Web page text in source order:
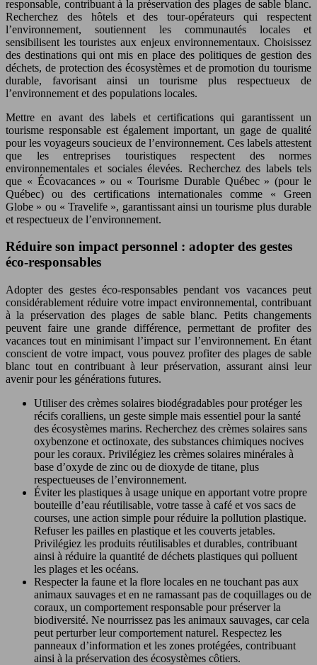
responsable, contribuant à la préservation des plages de sable blanc.
Recherchez des hôtels et des tour-opérateurs qui respectent
l’environnement, soutiennent les communautés locales et
sensibilisent les touristes aux enjeux environnementaux. Choisissez
des destinations qui ont mis en place des politiques de gestion des
déchets, de protection des écosystèmes et de promotion du tourisme
durable, favorisant ainsi un tourisme plus respectueux de
l’environnement et des populations locales.
Mettre en avant des labels et certifications qui garantissent un
tourisme responsable est également important, un gage de qualité
pour les voyageurs soucieux de l’environnement. Ces labels attestent
que les entreprises touristiques respectent des normes
environnementales et sociales élevées. Recherchez des labels tels
que « Écovacances » ou « Tourisme Durable Québec » (pour le
Québec) ou des certifications internationales comme « Green
Globe » ou « Travelife », garantissant ainsi un tourisme plus durable
et respectueux de l’environnement.
Réduire son impact personnel : adopter des gestes
éco-responsables
Adopter des gestes éco-responsables pendant vos vacances peut
considérablement réduire votre impact environnemental, contribuant
à la préservation des plages de sable blanc. Petits changements
peuvent faire une grande différence, permettant de profiter des
vacances tout en minimisant l’impact sur l’environnement. En étant
conscient de votre impact, vous pouvez profiter des plages de sable
blanc tout en contribuant à leur préservation, assurant ainsi leur
avenir pour les générations futures.
Utiliser des crèmes solaires biodégradables pour protéger les
récifs coralliens, un geste simple mais essentiel pour la santé
des écosystèmes marins. Recherchez des crèmes solaires sans
oxybenzone et octinoxate, des substances chimiques nocives
pour les coraux. Privilégiez les crèmes solaires minérales à
base d’oxyde de zinc ou de dioxyde de titane, plus
respectueuses de l’environnement.
Éviter les plastiques à usage unique en apportant votre propre
bouteille d’eau réutilisable, votre tasse à café et vos sacs de
courses, une action simple pour réduire la pollution plastique.
Refuser les pailles en plastique et les couverts jetables.
Privilégiez les produits réutilisables et durables, contribuant
ainsi à réduire la quantité de déchets plastiques qui polluent
les plages et les océans.
Respecter la faune et la flore locales en ne touchant pas aux
animaux sauvages et en ne ramassant pas de coquillages ou de
coraux, un comportement responsable pour préserver la
biodiversité. Ne nourrissez pas les animaux sauvages, car cela
peut perturber leur comportement naturel. Respectez les
panneaux d’information et les zones protégées, contribuant
ainsi à la préservation des écosystèmes côtiers.